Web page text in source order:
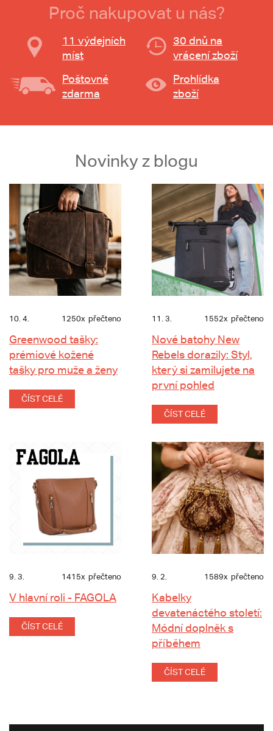
Proč nakupovat u nás?
11 výdejních
míst
30 dnů na
vrácení zboží
Poštovné
zdarma
Prohlídka
zboží
Novinky z blogu
10. 4. 1250x přečteno
Greenwood tašky:
prémiové kožené
tašky pro muže a ženy
ČÍST CELÉ
11. 3. 1552x přečteno
Nové batohy New
Rebels dorazily: Styl,
který si zamilujete na
první pohled
ČÍST CELÉ
9. 3. 1415x přečteno
V hlavní roli - FAGOLA
ČÍST CELÉ
9. 2. 1589x přečteno
Kabelky
devatenáctého století:
Módní doplněk s
příběhem
ČÍST CELÉ